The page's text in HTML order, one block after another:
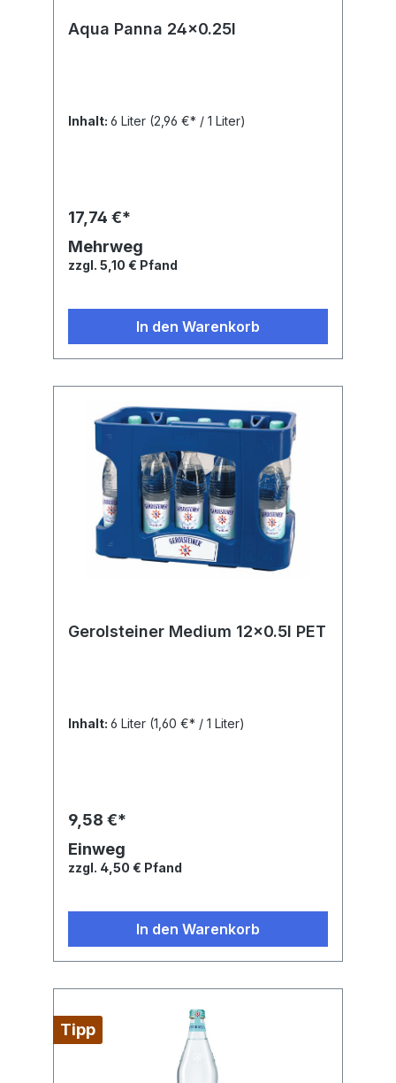
Aqua Panna 24x0.25l
Inhalt: 6 Liter (2,96 €* / 1 Liter)
17,74 €*
Mehrweg
zzgl. 5,10 € Pfand
In den Warenkorb
Gerolsteiner Medium 12x0.5l PET
Inhalt: 6 Liter (1,60 €* / 1 Liter)
9,58 €*
Einweg
zzgl. 4,50 € Pfand
In den Warenkorb
Tipp